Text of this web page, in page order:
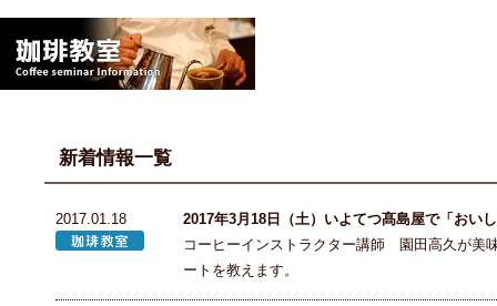
新着情報一覧
2017.01.18
2017年3月18日（土）いよてつ髙島屋で「おい
コーヒーインストラクター講師 園田高久が美
ートを教えます。